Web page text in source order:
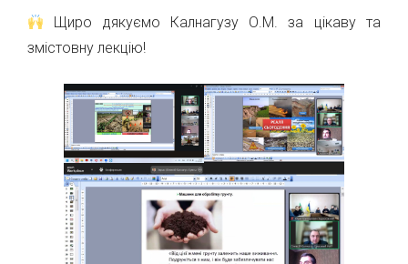
Щиро дякуємо Калнагузу О.М. за цікаву та
змістовну лекцію!